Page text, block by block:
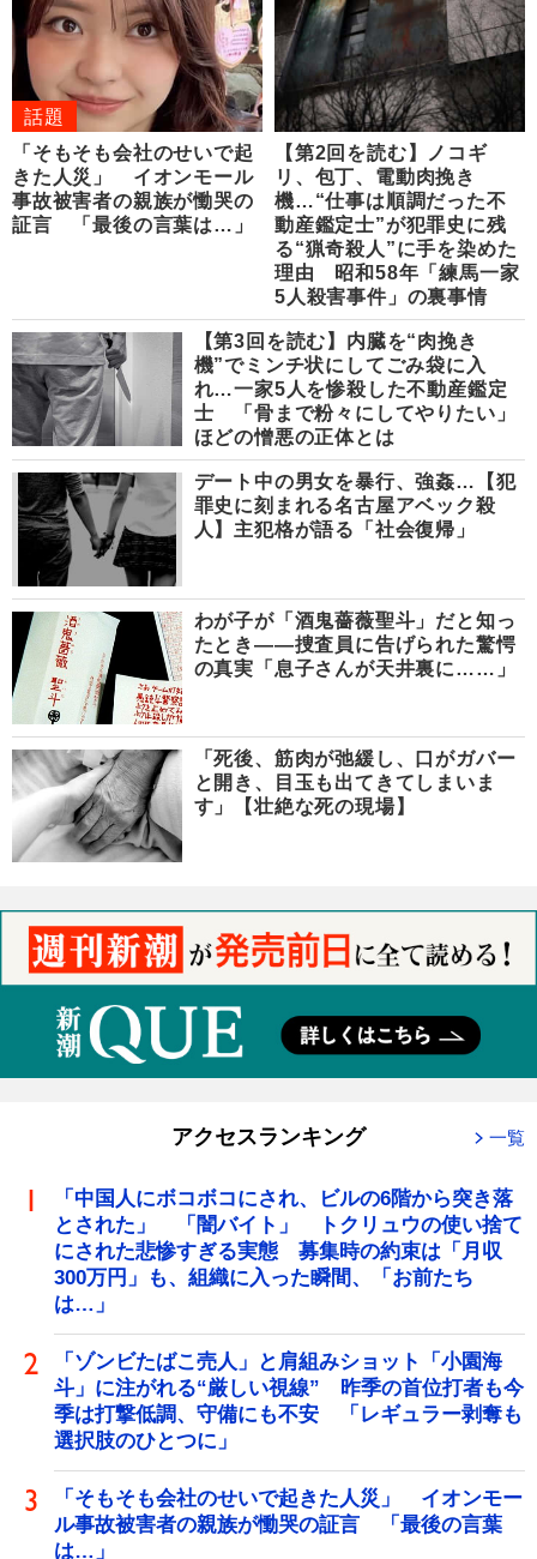
話題
「そもそも会社のせいで起
きた人災」 イオンモール
事故被害者の親族が慟哭の
証言 「最後の言葉は…」
【第2回を読む】ノコギ
リ、包丁、電動肉挽き
機…“仕事は順調だった不
動産鑑定士”が犯罪史に残
る“猟奇殺人”に手を染めた
理由 昭和58年「練馬一家
5人殺害事件」の裏事情
【第3回を読む】内臓を“肉挽き
機”でミンチ状にしてごみ袋に入
れ…一家5人を惨殺した不動産鑑定
士 「骨まで粉々にしてやりたい」
ほどの憎悪の正体とは
デート中の男女を暴行、強姦…【犯
罪史に刻まれる名古屋アベック殺
人】主犯格が語る「社会復帰」
わが子が「酒鬼薔薇聖斗」だと知っ
たとき――捜査員に告げられた驚愕
の真実「息子さんが天井裏に……」
「死後、筋肉が弛緩し、口がガバー
と開き、目玉も出てきてしまいま
す」【壮絶な死の現場】
アクセスランキング 一覧
「中国人にボコボコにされ、ビルの6階から突き落
とされた」 「闇バイト」 トクリュウの使い捨て
にされた悲惨すぎる実態 募集時の約束は「月収
300万円」も、組織に入った瞬間、「お前たち
は…」
「ゾンビたばこ売人」と肩組みショット「小園海
斗」に注がれる“厳しい視線” 昨季の首位打者も今
季は打撃低調、守備にも不安 「レギュラー剥奪も
選択肢のひとつに」
「そもそも会社のせいで起きた人災」 イオンモー
ル事故被害者の親族が慟哭の証言 「最後の言葉
は…」